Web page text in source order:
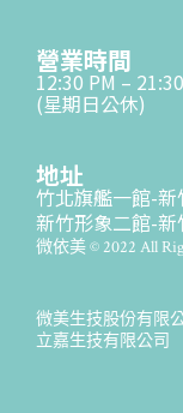
營業時間
12:30 PM –
(星期日公休)
地址
竹北旗艦一館-
新竹形象二館-
微依美 © 2022 All
微美生技股份有限
立嘉生技有限公司